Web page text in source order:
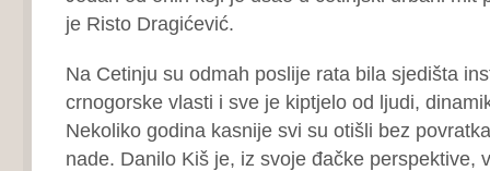
je Risto Dragićević.
Na Cetinju su odmah poslije rata bila sjedišta
crnogorske vlasti i sve je kiptjelo od ljudi,
Nekoliko godina kasnije svi su otišli bez
nade. Danilo Kiš je, iz svoje đačke perspektive,